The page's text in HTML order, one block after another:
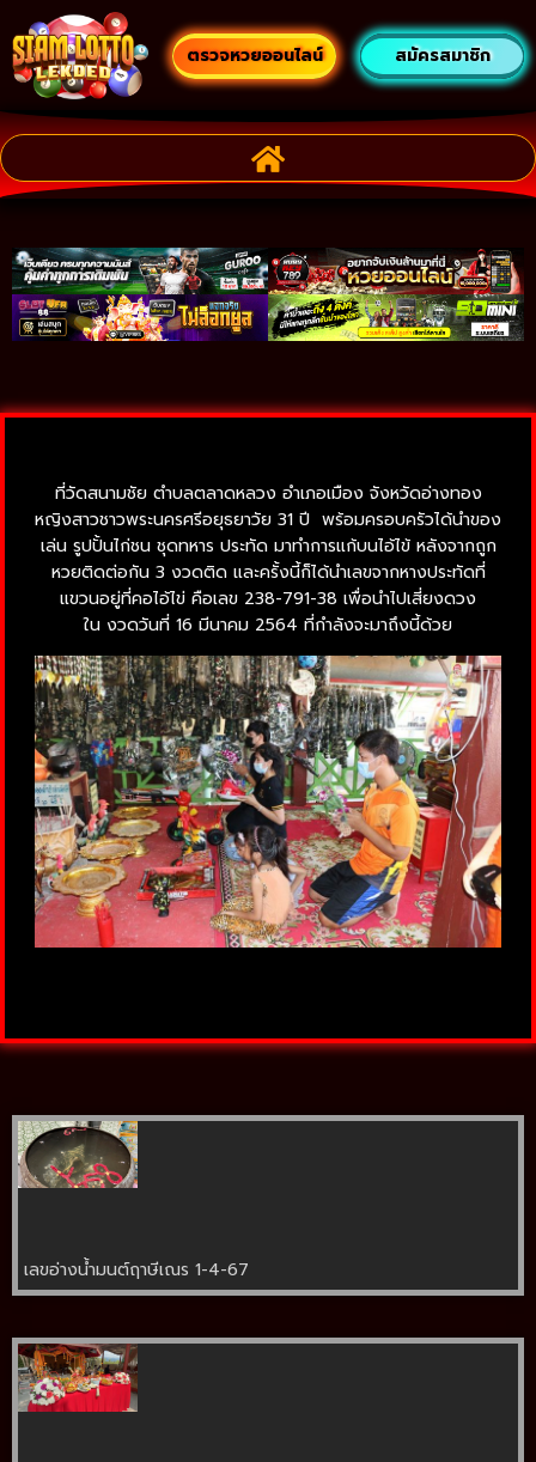
ตรวจหวยออนไลน์ สมัครสมาชิก
ที่วัดสนามชัย ตำบลตลาดหลวง อำเภอเมือง จังหวัดอ่างทอง
หญิงสาวชาวพระนครศรีอยุธยาวัย 31 ปี พร้อมครอบครัวได้นำของ
เล่น รูปปั้นไก่ชน ชุดทหาร ประทัด มาทำการแก้บนไอ้ไข้ หลังจากถูก
หวยติดต่อกัน 3 งวดติด และครั้งนี้ก็ได้นำเลขจากหางประทัดที่
แขวนอยู่ที่คอไอ้ไข่ คือเลข 238-791-38 เพื่อนำไปเสี่ยงดวง
ใน งวดวันที่ 16 มีนาคม 2564 ที่กำลังจะมาถึงนี้ด้วย
เลขอ่างน้ำมนต์ฤาษีเณร 1-4-67